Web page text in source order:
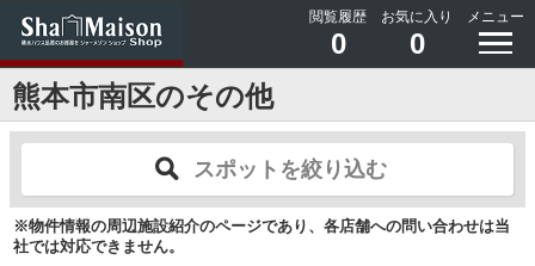
閲覧履歴
0
お気に入り
0
メニュー
熊本市南区のその他
スポットを絞り込む
※物件情報の周辺施設紹介のページであり、各店舗への問い合わせは当
社では対応できません。